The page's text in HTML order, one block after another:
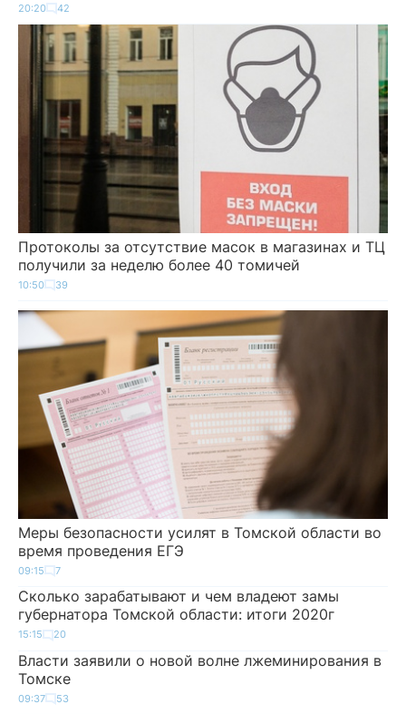
20:20 42
Протоколы за отсутствие масок в магазинах и ТЦ
получили за неделю более 40 томичей
10:50 39
Меры безопасности усилят в Томской области во
время проведения ЕГЭ
09:15 7
Сколько зарабатывают и чем владеют замы
губернатора Томской области: итоги 2020г
15:15 20
Власти заявили о новой волне лжеминирования в
Томске
09:37 53